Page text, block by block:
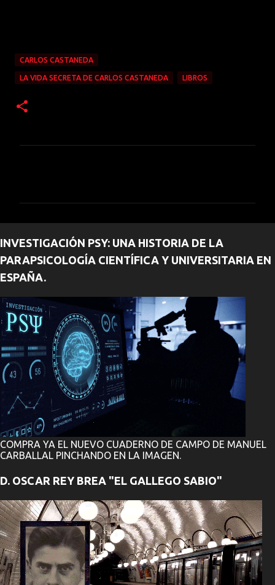
CARLOS CASTANEDA
LA VIDA SECRETA DE CARLOS CASTANEDA LIBROS
t
a
r
i
o
s
INVESTIGACIÓN PSY: UNA HISTORIA DE LA
PARAPSICOLOGÍA CIENTÍFICA Y UNIVERSITARIA EN
ESPAÑA.
COMPRA YA EL NUEVO CUADERNO DE CAMPO DE MANUEL
CARBALLAL PINCHANDO EN LA IMAGEN.
D. OSCAR REY BREA "EL GALLEGO SABIO"